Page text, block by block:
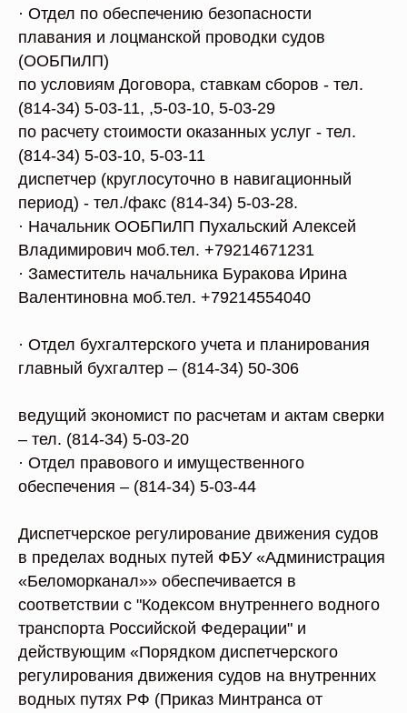
· Отдел по обеспечению безопасности
плавания и лоцманской проводки судов
(ООБПиЛП)
по условиям Договора, ставкам сборов - тел.
(814-34) 5-03-11, ,5-03-10, 5-03-29
по расчету стоимости оказанных услуг - тел.
(814-34) 5-03-10, 5-03-11
диспетчер (круглосуточно в навигационный
период) - тел./факс (814-34) 5-03-28.
· Начальник ООБПиЛП Пухальский Алексей
Владимирович моб.тел. +79214671231
· Заместитель начальника Буракова Ирина
Валентиновна моб.тел. +79214554040
· Отдел бухгалтерского учета и планирования
главный бухгалтер – (814-34) 50-306
ведущий экономист по расчетам и актам сверки
– тел. (814-34) 5-03-20
· Отдел правового и имущественного
обеспечения – (814-34) 5-03-44
Диспетчерское регулирование движения судов
в пределах водных путей ФБУ «Администрация
«Беломорканал»» обеспечивается в
соответствии с "Кодексом внутреннего водного
транспорта Российской Федерации" и
действующим «Порядком диспетчерского
регулирования движения судов на внутренних
водных путях РФ (Приказ Минтранса от